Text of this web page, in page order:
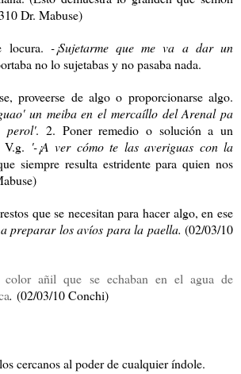
Dr. Mabuse)
locura. -¡Sujetarme que me va a dar un
no lo sujetabas y no pasaba nada.
proveerse de algo o proporcionarse algo.
un meiba en el mercaíllo del Arenal pa
perol'. 2. Poner remedio o solución a un
V.g. '-¡A ver cómo te las averiguas con la
siempre resulta estridente para quien nos
que se necesitan para hacer algo, en ese
preparar los avíos para la paella.(02/03/10
color añil que se echaban en el agua de
. (02/03/10 Conchi)
cercanos al poder de cualquier índole.